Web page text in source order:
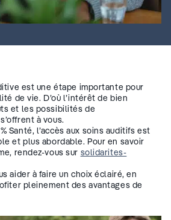
est une étape importante pour
de vie. D’où l’intérêt de bien
et les possibilités de
à vous.
Santé, l’accès aux soins auditifs est
et plus abordable. Pour en savoir
rendez-vous sur solidarites-
aider à faire un choix éclairé, en
pleinement des avantages de